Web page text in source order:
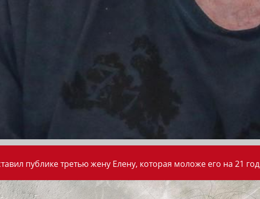
публике третью жену Елену, которая моложе его на 21 год